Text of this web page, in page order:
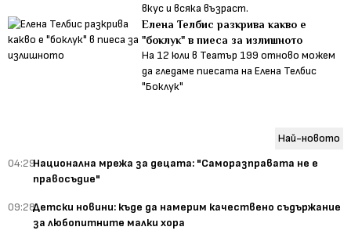
вкус и всяка възраст.
Елена Телбис разкрива какво е
"боклук" в пиеса за излишното
На 12 юли в Театър 199 отново можем
да гледаме пиесата на Елена Телбис
"Боклук"
Най-новото
04:29Национална мрежа за децата: "Саморазправата не е
правосъдие"
09:28Детски новини: къде да намерим качествено съдържание
за любопитните малки хора